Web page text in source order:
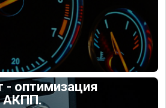
- оптимизация
АКПП.